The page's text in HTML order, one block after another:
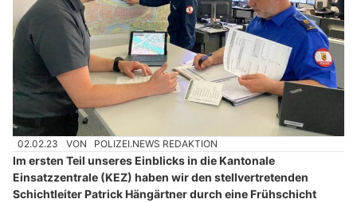
02.02.23 VON POLIZEI.NEWS REDAKTION
Im ersten Teil unseres Einblicks in die Kantonale
Einsatzzentrale (KEZ) haben wir den stellvertretenden
Schichtleiter Patrick Hängärtner durch eine Frühschicht